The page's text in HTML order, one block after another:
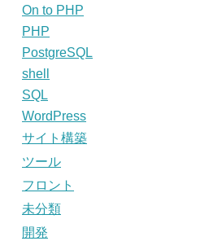
On to PHP
PHP
PostgreSQL
shell
SQL
WordPress
サイト構築
ツール
フロント
未分類
開発